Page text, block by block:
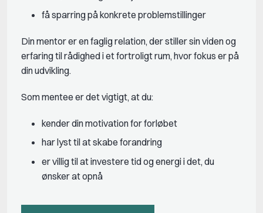
få sparring på konkrete problemstillinger
Din mentor er en faglig relation, der stiller sin viden og
erfaring til rådighed i et fortroligt rum, hvor fokus er på
din udvikling.
Som mentee er det vigtigt, at du:
kender din motivation for forløbet
har lyst til at skabe forandring
er villig til at investere tid og energi i det, du
ønsker at opnå